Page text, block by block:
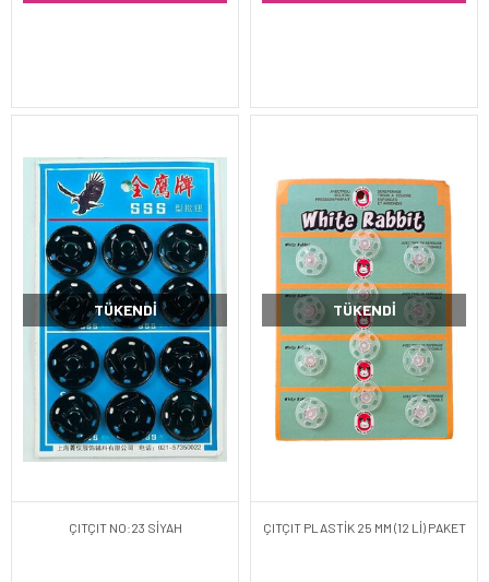
TÜKENDI
ÇITÇIT NO:23 SİYAH
TÜKENDI
ÇITÇIT PLASTİK 25 MM (12 Lİ) PAKET